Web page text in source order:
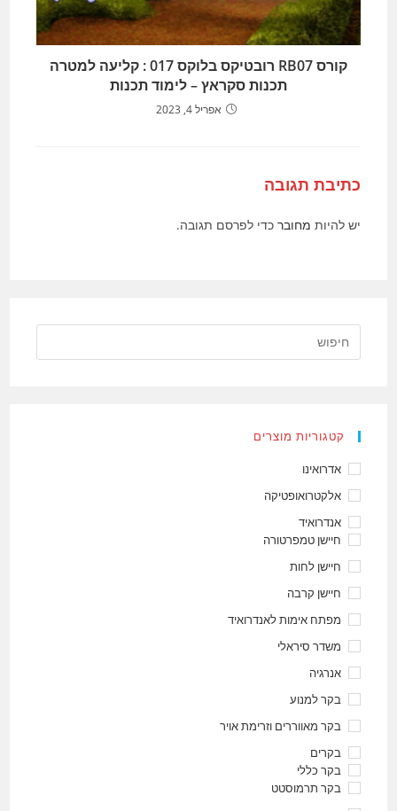
קורס RB07 רובטיקס בלוקס 017 : קליעה למטרה
תכנות סקראץ – לימוד תכנות
אפריל 4, 2023
כתיבת תגובה
יש להיות מחובר כדי לפרסם תגובה.
קטגוריות מוצרים
אדרואינו
אלקטרואופטיקה
אנדרואיד
חיישן טמפרטורה
חיישן לחות
חיישן קרבה
מפתח אימות לאנדרואיד
משדר סיראלי
אנרגיה
בקר למנוע
בקר מאווררים וזרימת אויר
בקרים
בקר כללי
בקר תרמוסטט